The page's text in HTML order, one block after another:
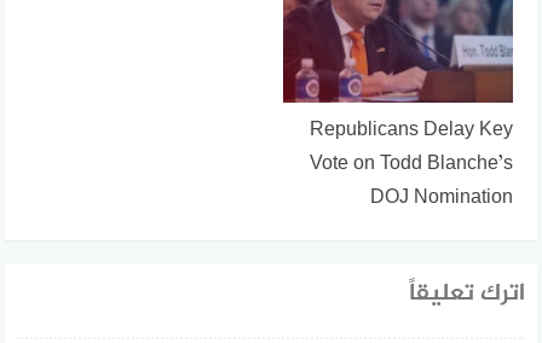
Republicans Delay Key
Vote on Todd Blanche’s
DOJ Nomination
اترك تعليقاً